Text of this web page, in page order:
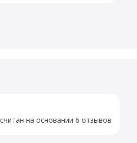
на основании 6 отзывов